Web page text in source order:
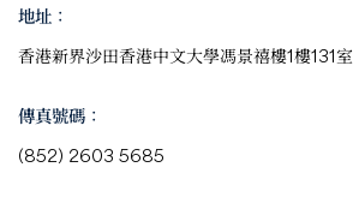
地址：
香港新界沙田香港中文大學馮景禧樓1樓131室
傳真號碼：
(852) 2603 5685